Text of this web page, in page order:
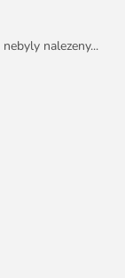
nebyly nalezeny...